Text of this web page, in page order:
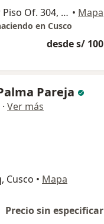
Calle Belen N° 306, Tercer Piso Of. 304, Cusco • Mapa
en Cusco
desde s/ 100
Pareja
· Ver más
Cusco • Mapa
Precio sin especificar